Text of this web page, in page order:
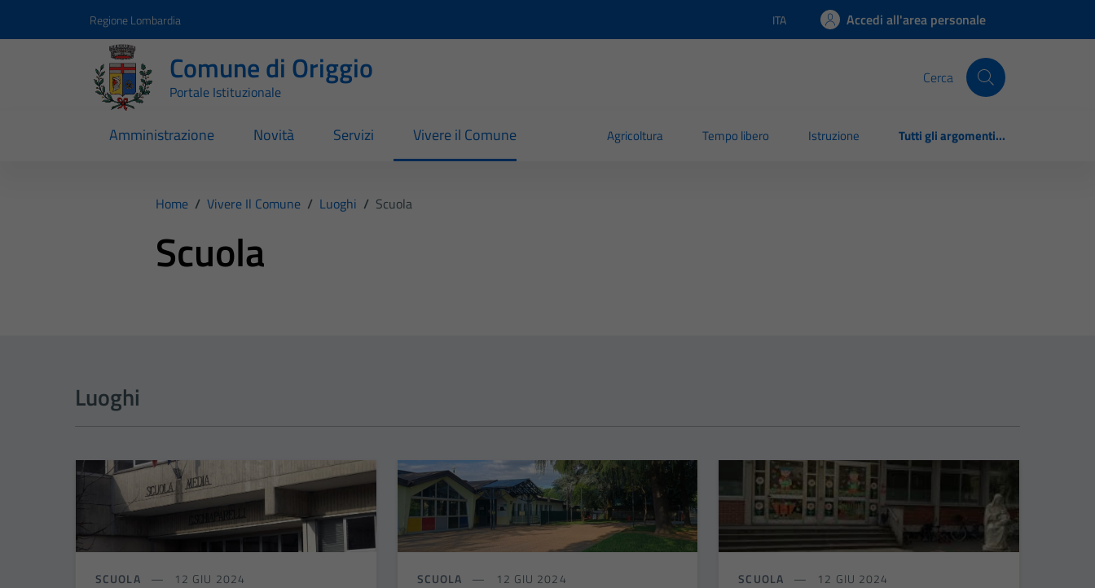
Regione Lombardia Lingua attiva:
ITA Accedi all'area personale
Comune di Origgio
Portale Istituzionale
Cerca
Amministrazione Novità Servizi Vivere il Comune Agricoltura Tempo libero Istruzione Tutti gli argomenti...
Home / Vivere Il Comune / Luoghi / Scuola
Scuola
Luoghi
SCUOLA 12 GIU 2024 SCUOLA 12 GIU 2024 SCUOLA 12 GIU 2024